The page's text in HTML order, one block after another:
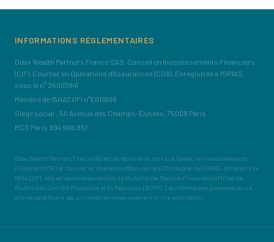
INFORMATIONS RÉGLEMENTAIRES
Odax Wealth Partners France SAS, Conseil en Investissements Financiers
(CIF), Courtier en Opérations d'Assurances (COA), Enregistrée à l'ORIAS
sous le n° 26003841
Membre de l'ANACOFI n°E011806
Siège social : 50 Avenue des Champs-Élysées, 75008 Paris
RCS Paris 994 966 851
Odax Wealth Partners France SAS est enregistrée en tant que Conseil en Investissements
Financiers (CIF) et Courtier en Opérations d'Assurances (COA) auprès de l'ORIAS. Adhérente de
l'ANACOFI, elle est soumise au contrôle de l'Autorité des Marchés Financiers (AMF) et de
l'Autorité de Contrôle Prudentiel et de Résolution (ACPR). Les informations présentes sur ce
site ne constituent pas un conseil en investissement ni une sollicitation.